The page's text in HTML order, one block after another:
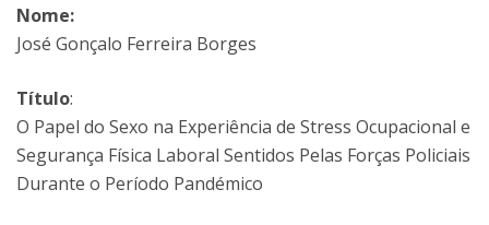
Nome:
José Gonçalo Ferreira Borges
Título:
O Papel do Sexo na Experiência de Stress Ocupacional e
Segurança Física Laboral Sentidos Pelas Forças Policiais
Durante o Período Pandémico